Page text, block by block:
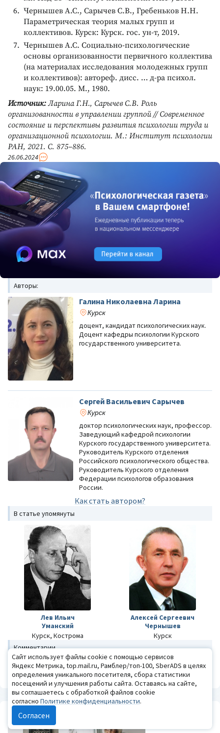
Чернышев А.С., Сарычев С.В., Гребеньков Н.Н.
Параметрическая теория малых групп и
коллективов. Курск: Курск. гос. ун-т, 2019.
Чернышев А.С. Социально-психологические
основы организованности первичного коллектива
(на материалах исследования молодежных групп
и коллективов): автореф. дисс. … д-ра психол.
наук: 19.00.05. М., 1980.
Источник:Ларина Г.Н., Сарычев С.В. Роль
организованности в управлении группой // Современное
состояние и перспективы развития психологии труда и
организационной психологии. М.: Институт психологии
РАН, 2021. С. 875–886.
26.06.2024
Авторы:
Галина Николаевна Ларина
Курск
доцент, кандидат психологических наук.
Доцент кафедры психологии Курского
государственного университета.
Сергей Васильевич Сарычев
Курск
доктор психологических наук, профессор.
Заведующий кафедрой психологии
Курского государственного университета.
Руководитель Курского отделения
Российского психологического общества.
Руководитель Курского отделения
Федерации психологов образования
России.
Как стать автором?
В статье упомянуты
Лев Ильич
Уманский
Курск, Кострома
Алексей Сергеевич
Чернышев
Курск
Комментарии
Комментариев пока нет – Вы можете оставить первый
Авторизуйтесь, чтобы комментировать
ПУБЛИКАЦИИ
Сайт использует файлы cookie с помощью сервисов
Яндекс Метрика, top.mail.ru, Рамблер/топ-100, SberADS в целях
определения уникального посетителя, сбора статистики
посещений и улучшения работы сайта. Оставаясь на сайте,
вы соглашаетесь с обработкой файлов cookie
согласно Политике конфиденциальности.
Согласен